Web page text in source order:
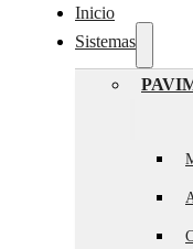
Inicio
Sistemas